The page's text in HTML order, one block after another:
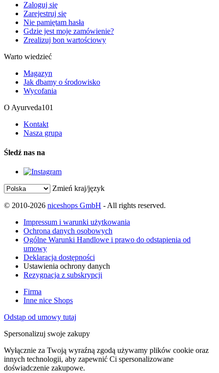
Zaloguj się
Zarejestruj się
Nie pamiętam hasła
Gdzie jest moje zamówienie?
Zrealizuj bon wartościowy
Warto wiedzieć
Magazyn
Jak dbamy o środowisko
Wycofania
O Ayurveda101
Kontakt
Nasza grupa
Śledź nas na
Zmień kraj/język
© 2010-2026 niceshops GmbH - All rights reserved.
Impressum i warunki użytkowania
Ochrona danych osobowych
Ogólne Warunki Handlowe i prawo do odstąpienia od
umowy
Deklaracja dostępności
Ustawienia ochrony danych
Rezygnacja z subskrypcji
Firma
Inne nice Shops
Odstąp od umowy tutaj
Spersonalizuj swoje zakupy
Wyłącznie za Twoją wyraźną zgodą używamy plików cookie oraz
innych technologii, aby zapewnić Ci spersonalizowane
doświadczenie zakupowe.